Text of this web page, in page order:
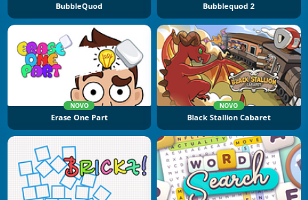
BubbleQuod Bubblequod 2
NOVO
Erase One Part
NOVO
Black Stallion Cabaret